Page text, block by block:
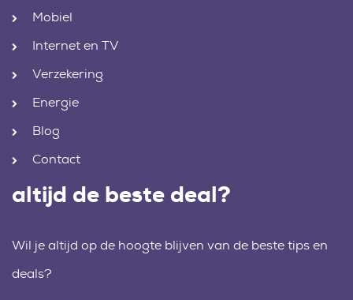
Mobiel
Internet en TV
Verzekering
Energie
Blog
Contact
altijd de beste deal?
Wil je altijd op de hoogte blijven van de beste tips en
deals?